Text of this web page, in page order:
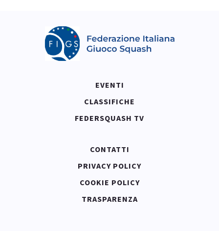
EVENTI
CLASSIFICHE
FEDERSQUASH TV
CONTATTI
PRIVACY POLICY
COOKIE POLICY
TRASPARENZA